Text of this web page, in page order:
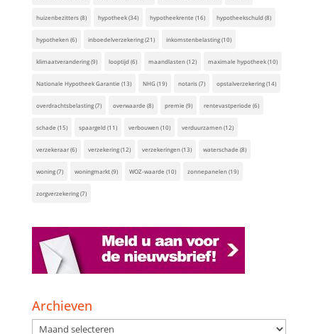
huizenbezitters(8) hypotheek(34) hypotheekrente (16) hypotheekschuld(8)
hypotheken(6) inboedelverzekering(21) inkomstenbelasting(10)
klimaatverandering(9) looptijd(6) maandlasten(12) maximale hypotheek(10)
Nationale Hypotheek Garantie (13) NHG(19) notaris(7) opstalverzekering(14)
overdrachtsbelasting(7) overwaarde (8) premie (9) rentevastperiode (6)
schade (15) spaargeld(11) verbouwen(10) verduurzamen(12)
verzekeraar(6) verzekering(12) verzekeringen(13) waterschade (8)
woning(7) woningmarkt(9) WOZ-waarde (10) zonnepanelen(19)
zorgverzekering(7)
Archieven
Archieven